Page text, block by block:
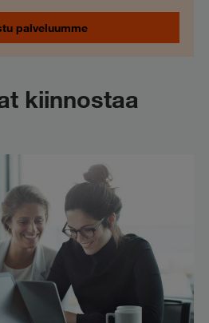
palveluumme
kiinnostaa